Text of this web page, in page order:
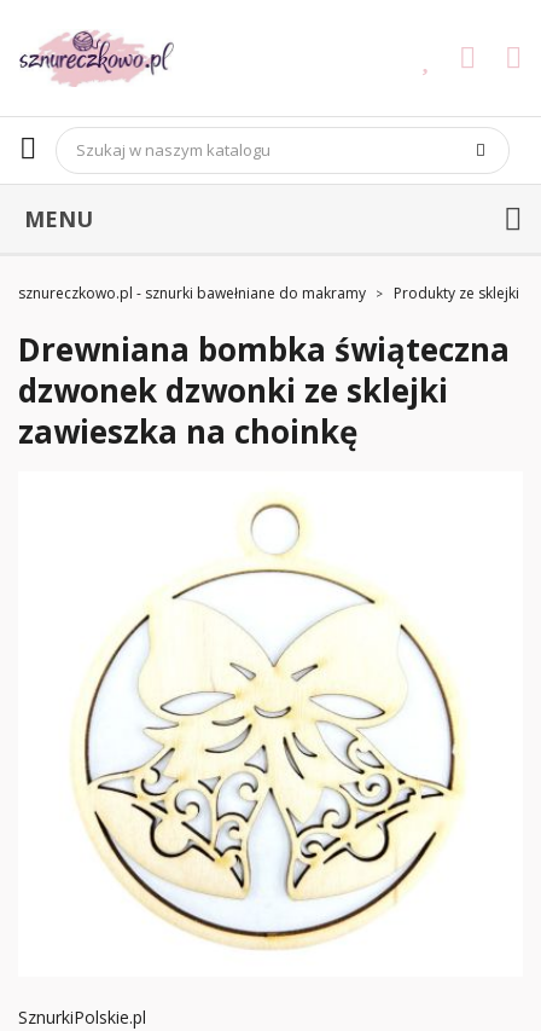
MENU
sznureczkowo.pl - sznurki bawełniane do makramy Produkty ze sklejki
Drewniana bombka świąteczna
dzwonek dzwonki ze sklejki
zawieszka na choinkę
SznurkiPolskie.pl